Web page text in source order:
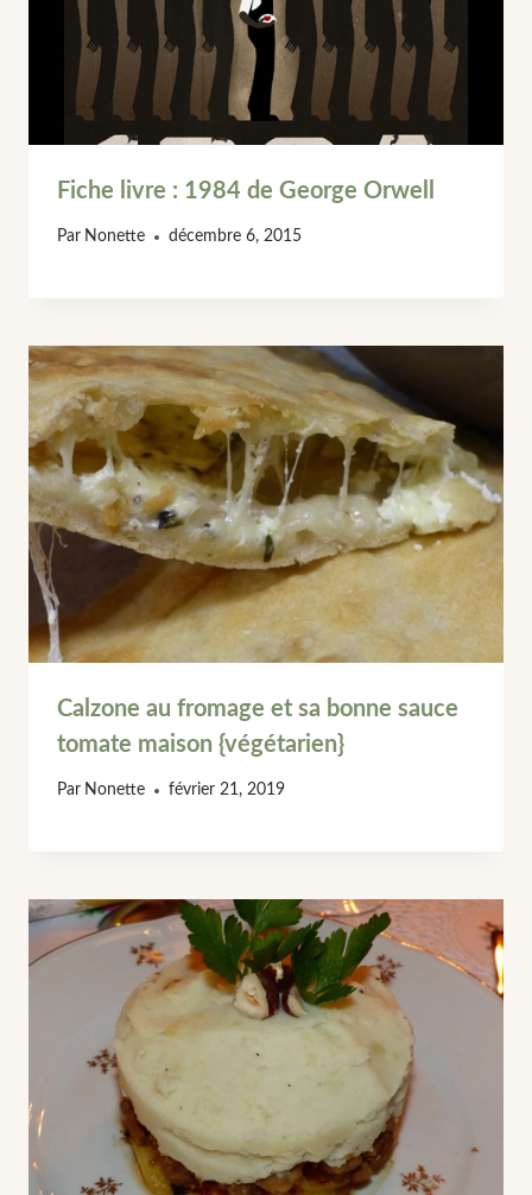
Fiche livre : 1984 de George Orwell
Par Nonette décembre 6, 2015
Calzone au fromage et sa bonne sauce
tomate maison {végétarien}
Par Nonette février 21, 2019